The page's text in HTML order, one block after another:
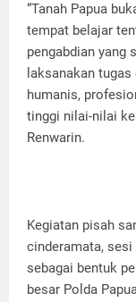
“Tanah Papua
tempat belajar
pengabdian yang
laksanakan
humanis,
tinggi nilai-nilai
Renwarin.
Kegiatan pisah
cinderamata,
sebagai bentuk
besar Polda